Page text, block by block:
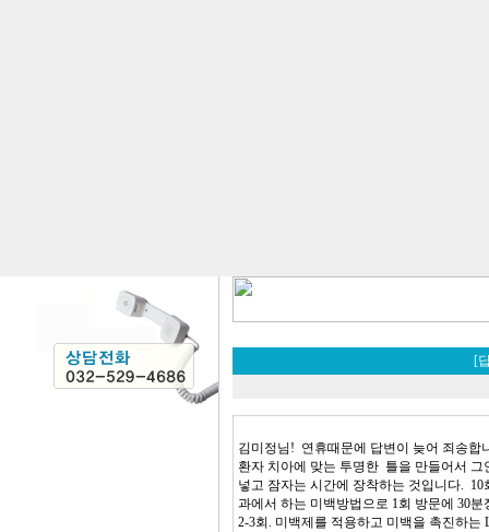
[
김미정님! 연휴때문에 답변이 늦어 죄송합
환자 치아에 맞는 투명한 틀을 만들어서 그
넣고 잠자는 시간에 장착하는 것입니다.
과에서 하는 미백방법으로 1회 방문에 30분
2-3회. 미백제를 적용하고 미백을 촉진하